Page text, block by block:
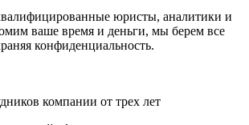
юристы, аналитики и
ваше время и деньги, мы берем все
конфиденциальность.
компании от трех лет